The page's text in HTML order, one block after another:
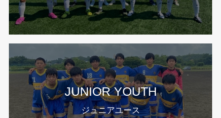
JUNIOR YOUTH
ジュニアユース